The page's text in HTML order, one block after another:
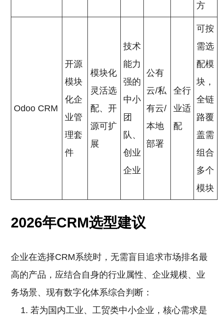
方
Odoo CRM
开源
模块
化企
业管
理套
件
模块化
灵活选
配、开
源可扩
展
技术
能力
强的
中小
团
队、
创业
企业
公有
云/私
有云/
本地
部署
全行
业适
配
可按
需选
配模
块，
全链
路覆
盖需
组合
多个
模块
2026年CRM选型建议
企业在选择CRM系统时，无需盲目追求市场排名最
高的产品，应结合自身的行业属性、企业规模、业
务场景、现有数字化体系综合判断：
若为国内工业、工贸类中小企业，核心需求是